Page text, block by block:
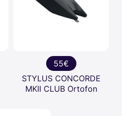
55€
STYLUS CONCORDE
MKII CLUB Ortofon